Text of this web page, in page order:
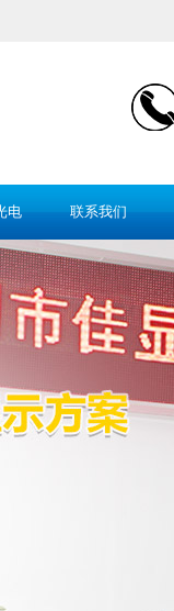
电 联系我们